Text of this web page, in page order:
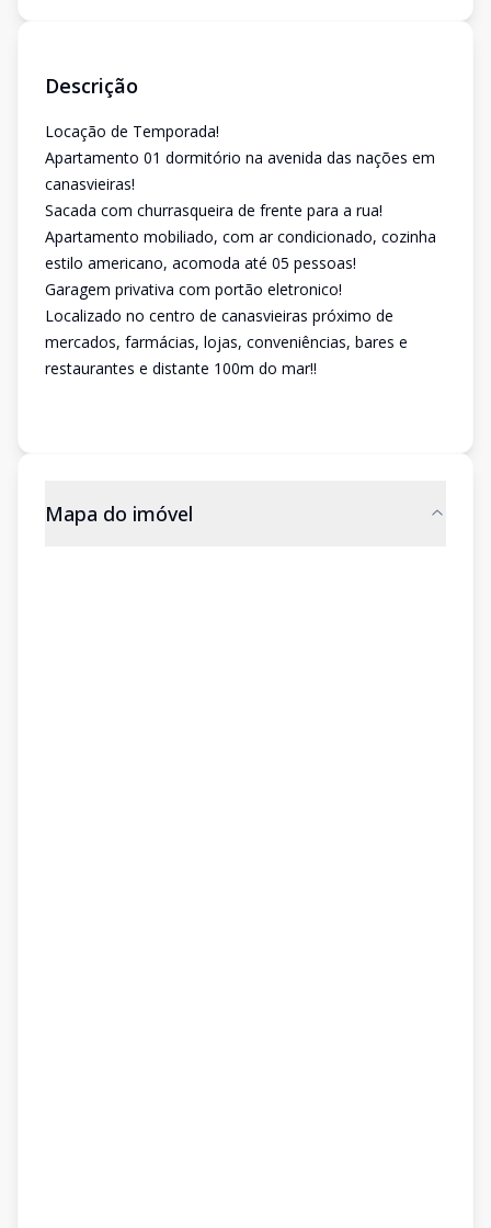
Descrição
Locação de Temporada!
Apartamento 01 dormitório na avenida das nações em
canasvieiras!
Sacada com churrasqueira de frente para a rua!
Apartamento mobiliado, com ar condicionado, cozinha
estilo americano, acomoda até 05 pessoas!
Garagem privativa com portão eletronico!
Localizado no centro de canasvieiras próximo de
mercados, farmácias, lojas, conveniências, bares e
restaurantes e distante 100m do mar!!
Mapa do imóvel